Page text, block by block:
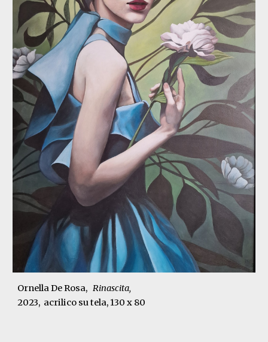
Ornella De Rosa, Rinascita,
2023, acrilico su tela, 130 x 80